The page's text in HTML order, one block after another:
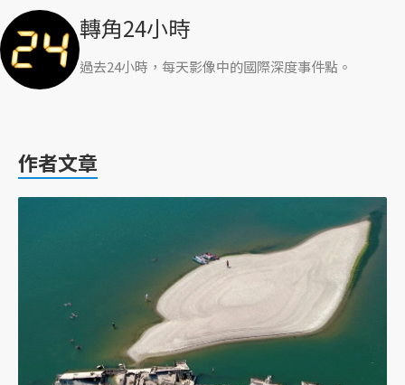
轉角24小時
過去24小時，每天影像中的國際深度事件點。
作者文章